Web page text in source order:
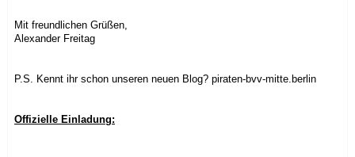
Mit freundlichen Grüßen,
Alexander Freitag
P.S. Kennt ihr schon unseren neuen Blog? piraten-bvv-mitte.berlin
Offizielle Einladung: